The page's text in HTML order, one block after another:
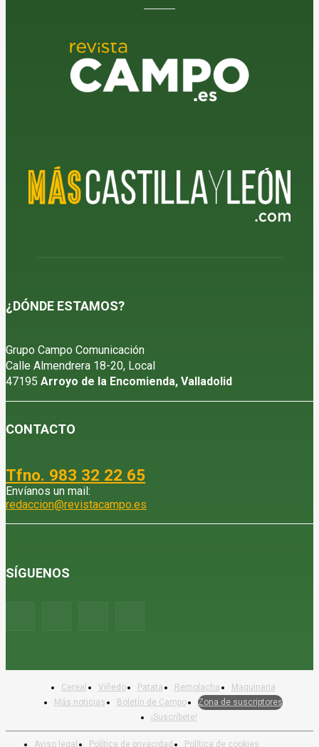
¿DÓNDE ESTAMOS?
Grupo Campo Comunicación
Calle Almendrera 18-20, Local
47195 Arroyo de la Encomienda, Valladolid
CONTACTO
Tfno. 983 32 22 65
Envíanos un mail:
redaccion@revistacampo.es
SÍGUENOS
Aviso legal Política de privacidad Política de cookies
Cereal Viñedo Patata Remolacha
Maquinaria
Más noticias
Boletín de Campo
Zona de suscriptores
¡Suscríbete!